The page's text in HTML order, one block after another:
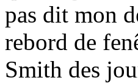
pas dit mon
rebord de
Smith des